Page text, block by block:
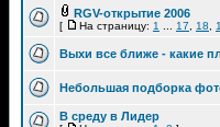
RGV-открытие 2006
[ На страницу: 1 17 18
Выхи все ближе - какие
Небольшая подборка
В среду в Лидер